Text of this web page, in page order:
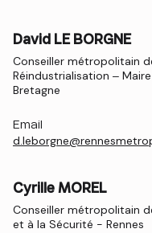
David LE BORGNE
Conseiller métropolitain
Réindustrialisation –
Bretagne
Email
Cyrille MOREL
Conseiller métropolitain
et à la Sécurité - Rennes